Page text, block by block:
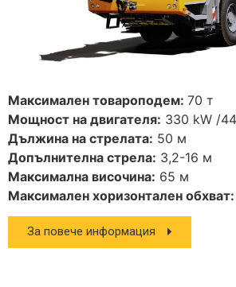
Максимален товароподем: 70 т
Мощност на двигателя: 330 kW /
Дължина на стрелата: 50 м
Допълнителна стрела: 3,2-16 м
Максимална височина: 65 м
Максимален хоризонтален обхват:
За повече информация